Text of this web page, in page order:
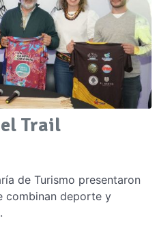
Trail
de Turismo presentaron
combinan deporte y